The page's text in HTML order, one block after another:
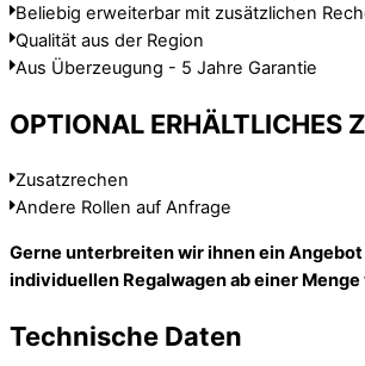
Beliebig erweiterbar mit zusätzlichen
Qualität aus der Region
Aus Überzeugung - 5 Jahre Garantie
OPTIONAL ERHÄLTLICHES
Zusatzrechen
Andere Rollen auf Anfrage
Gerne unterbreiten wir ihnen ein
individuellen Regalwagen ab einer Menge
Technische Daten